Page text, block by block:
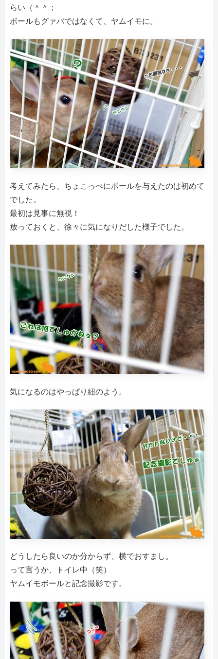
らい（＾＾；
ボールもグァバではなくて、ヤムイモに。
考えてみたら、ちょこっぺにボールを与えたのは初めて
でした。
最初は見事に無視！
放っておくと、徐々に気になりだした様子でした。
気になるのはやっぱり紐のよう。
どうしたら良いのか分からず、横でおすまし。
って言うか、トイレ中（笑）
ヤムイモボールと記念撮影です。